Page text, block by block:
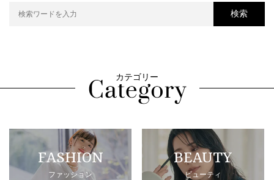
検索
カテゴリー
FASHION
ファッション
BEAUTY
ビューティ